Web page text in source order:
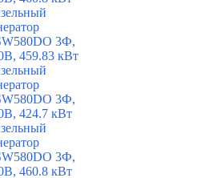
3Ф,
459.83 кВт
3Ф,
424.7 кВт
3Ф,
460.8 кВт